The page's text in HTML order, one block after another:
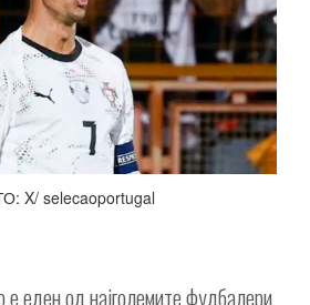
X/ selecaoportugal
е еден од најголемите фудбалери